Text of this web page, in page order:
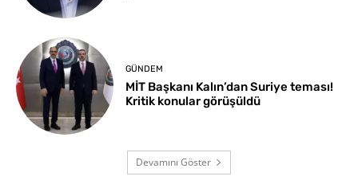
GÜNDEM
MİT Başkanı Kalın’dan Suriye teması!
Kritik konular görüşüldü
Devamını Göster